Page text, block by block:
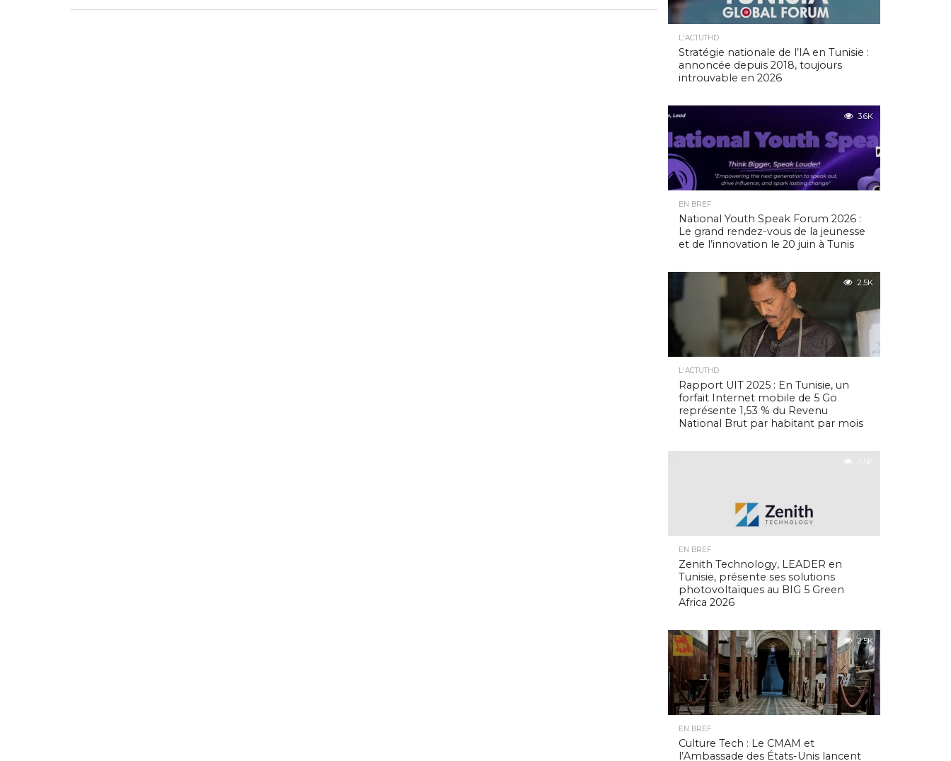
L'ACTUTHD
Stratégie nationale de l’IA en Tunisie :
annoncée depuis 2018, toujours
introuvable en 2026
3.6K
EN BREF
National Youth Speak Forum 2026 :
Le grand rendez-vous de la jeunesse
et de l’innovation le 20 juin à Tunis
2.5K
L'ACTUTHD
Rapport UIT 2025 : En Tunisie, un
forfait Internet mobile de 5 Go
représente 1,53 % du Revenu
National Brut par habitant par mois
2.5K
EN BREF
Zenith Technology, LEADER en
Tunisie, présente ses solutions
photovoltaïques au BIG 5 Green
Africa 2026
2.5K
EN BREF
Culture Tech : Le CMAM et
l’Ambassade des États-Unis lancent